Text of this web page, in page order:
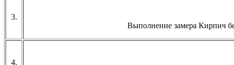
3.
Выполнение замера Кирпич
4.